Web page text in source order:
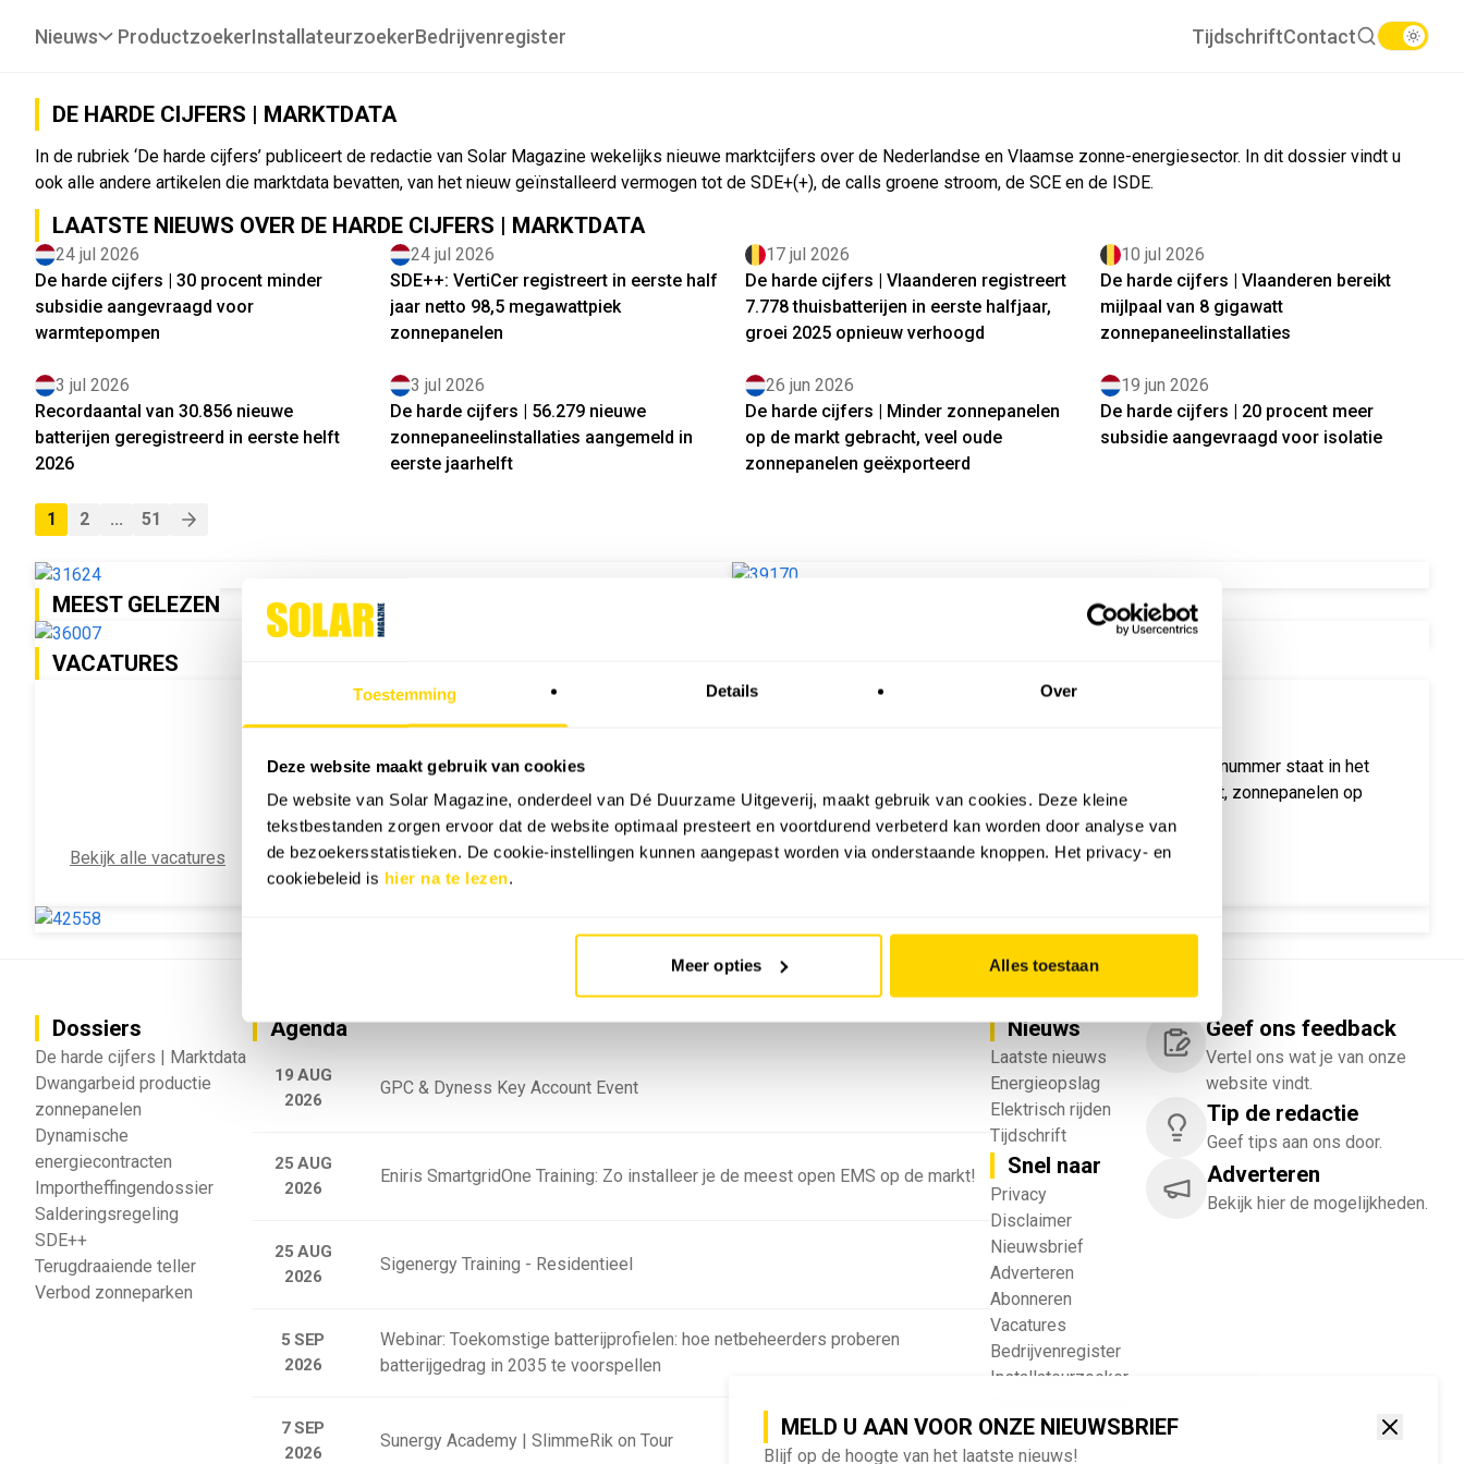
Toestemming Details Over
Deze website maakt gebruik van cookies
De website van Solar Magazine, onderdeel van Dé Duurzame Uitgeverij, maakt gebruik van cookies. Deze kleine
tekstbestanden zorgen ervoor dat de website optimaal presteert en voortdurend verbeterd kan worden door analyse van
de bezoekersstatistieken. De cookie-instellingen kunnen aangepast worden via onderstaande knoppen. Het privacy- en
cookiebeleid is hier na te lezen.
Meer opties Alles toestaan
MELD U AAN VOOR ONZE NIEUWSBRIEF
Blijf op de hoogte van het laatste nieuws!
Nieuws ProductzoekerInstallateurzoekerBedrijvenregister TijdschriftContact
DE HARDE CIJFERS | MARKTDATA
In de rubriek ‘De harde cijfers’ publiceert de redactie van Solar Magazine wekelijks nieuwe marktcijfers over de Nederlandse en Vlaamse zonne-energiesector. In dit dossier vindt u
ook alle andere artikelen die marktdata bevatten, van het nieuw geïnstalleerd vermogen tot de SDE+(+), de calls groene stroom, de SCE en de ISDE.
LAATSTE NIEUWS OVER DE HARDE CIJFERS | MARKTDATA
24 jul 2026
De harde cijfers | 30 procent minder
subsidie aangevraagd voor
warmtepompen
24 jul 2026
SDE++: VertiCer registreert in eerste half
jaar netto 98,5 megawattpiek
zonnepanelen
17 jul 2026
De harde cijfers | Vlaanderen registreert
7.778 thuisbatterijen in eerste halfjaar,
groei 2025 opnieuw verhoogd
10 jul 2026
De harde cijfers | Vlaanderen bereikt
mijlpaal van 8 gigawatt
zonnepaneelinstallaties
3 jul 2026
Recordaantal van 30.856 nieuwe
batterijen geregistreerd in eerste helft
2026
3 jul 2026
De harde cijfers | 56.279 nieuwe
zonnepaneelinstallaties aangemeld in
eerste jaarhelft
26 jun 2026
De harde cijfers | Minder zonnepanelen
op de markt gebracht, veel oude
zonnepanelen geëxporteerd
19 jun 2026
De harde cijfers | 20 procent meer
subsidie aangevraagd voor isolatie
1 2 ... 51
MEEST GELEZEN
VACATURES
Bekijk alle vacatures
De juni 2026-editie van Solar & Storage Magazine is uit. Dit nummer staat in het
teken van de NEN1010:2020 die in de wet vastgelegd wordt, zonnepanelen op
huurwoningen en de druk op het Vlaamse stroomnet.
Bekijk alle magazines
Dossiers
De harde cijfers | Marktdata
Dwangarbeid productie
zonnepanelen
Dynamische
energiecontracten
Importheffingendossier
Salderingsregeling
SDE++
Terugdraaiende teller
Verbod zonneparken
Agenda
19 AUG
2026
GPC & Dyness Key Account Event
25 AUG
2026
Eniris SmartgridOne Training: Zo installeer je de meest open EMS op de markt!
25 AUG
2026
Sigenergy Training - Residentieel
5 SEP
2026
Webinar: Toekomstige batterijprofielen: hoe netbeheerders proberen
batterijgedrag in 2035 te voorspellen
7 SEP
2026
Sunergy Academy | SlimmeRik on Tour
Nieuws
Laatste nieuws
Energieopslag
Elektrisch rijden
Tijdschrift
Snel naar
Privacy
Disclaimer
Nieuwsbrief
Adverteren
Abonneren
Vacatures
Bedrijvenregister
Installateurzoeker
wijzigen
English
Geef ons feedback
Vertel ons wat je van onze
website vindt.
Tip de redactie
Geef tips aan ons door.
Adverteren
Bekijk hier de mogelijkheden.